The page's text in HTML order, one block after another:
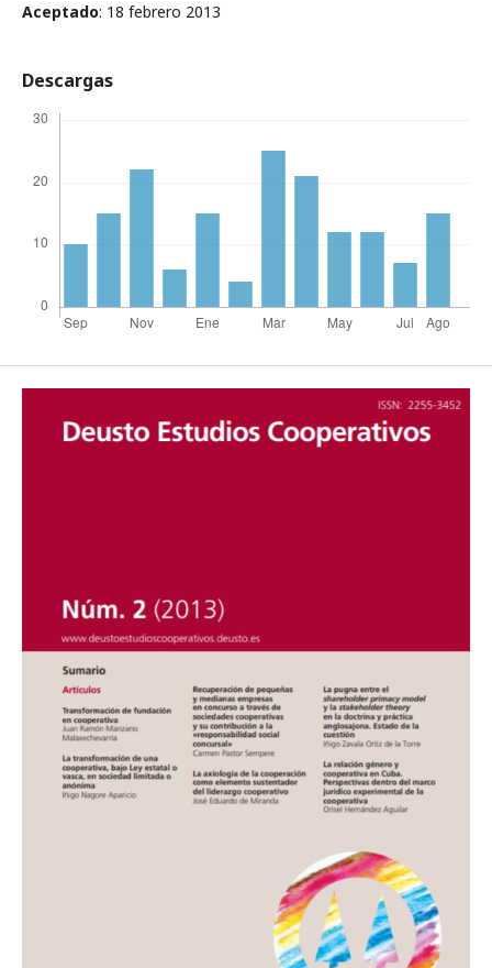
Aceptado: 18 febrero 2013
Descargas